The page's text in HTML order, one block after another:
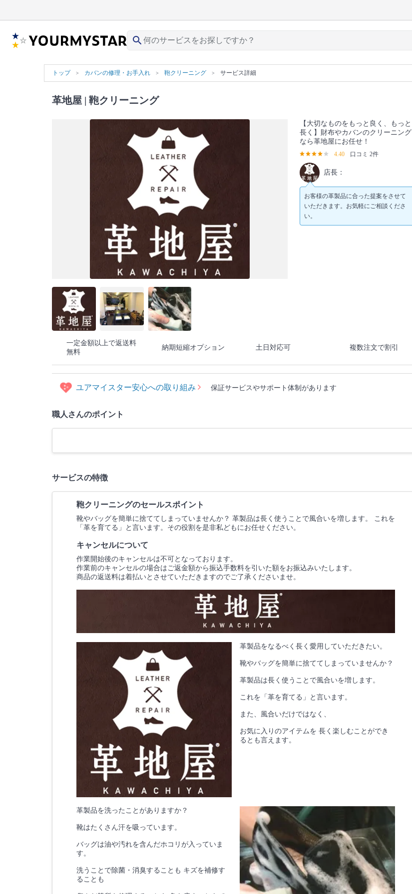
search
トップ カバンの修理・お手入れ 鞄クリーニング サービス詳細
革地屋 | 鞄クリーニング
【大切なものをもっと良く、もっと
長く】財布やカバンのクリーニング
なら革地屋にお任せ！
4.40 口コミ 2件
店長：
お客様の革製品に合った提案をさせて
いただきます。お気軽にご相談くださ
い。
一定金額以上で返送料
無料
納期短縮オプション 土日対応可 複数注文で割引
ユアマイスター安心への取り組み 保証サービスやサポート体制があります
職人さんのポイント
サービスの特徴
鞄クリーニングのセールスポイント
靴やバッグを簡単に捨ててしまっていませんか？ 革製品は長く使うことで風合いを増します。 これを
「革を育てる」と言います。その役割を是非私どもにお任せください。
キャンセルについて
作業開始後のキャンセルは不可となっております。
作業前のキャンセルの場合はご返金額から振込手数料を引いた額をお振込みいたします。
商品の返送料は着払いとさせていただきますのでご了承くださいませ。
革製品をなるべく長く愛用していただきたい。
​靴やバッグを簡単に捨ててしまっていませんか？
革製品は長く使うことで風合いを増します。
これを「革を育てる」と言います。
また、風合いだけではなく、
お気に入りのアイテムを 長く楽しむことができ
るとも言えます。
革製品を洗ったことがありますか？
靴はたくさん汗を吸っています。
バッグは油や汚れを含んだホコリが入っていま
す。
洗うことで除菌・消臭することも キズを補修す
ることも